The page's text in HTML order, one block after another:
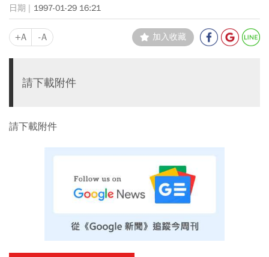
1997-01-29 16:21
+A -A 加入收藏
請下載附件
請下載附件